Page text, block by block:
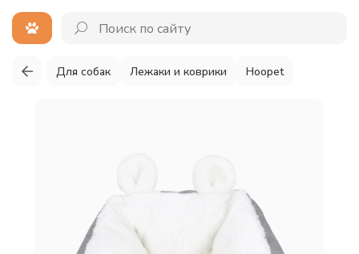
Для собак Лежаки и коврики Hoopet